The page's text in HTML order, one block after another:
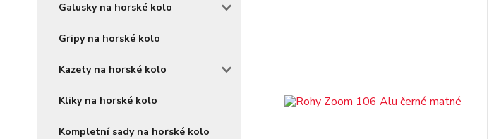
Galusky na horské kolo
Gripy na horské kolo
Kazety na horské kolo
Kliky na horské kolo
Kompletní sady na horské kolo